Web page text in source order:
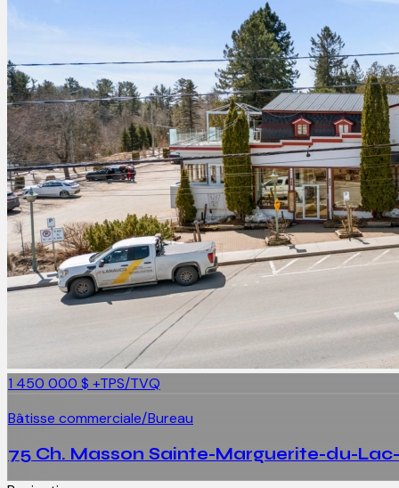
1 450 000 $ +TPS/TVQ
Bâtisse commerciale/Bureau
75 Ch. Masson Sainte-Marguerite-du-